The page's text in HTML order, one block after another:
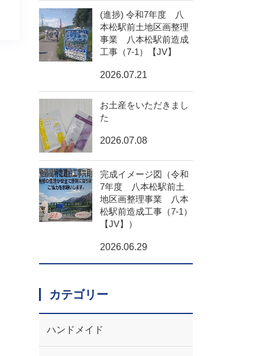
(進捗) 令和7年度 八
本松駅前土地区画整理
事業 八本松駅前造成
工事（7-1）【JV】
2026.07.21
お土産をいただきまし
た
2026.07.08
完成イメージ図（令和
7年度 八本松駅前土
地区画整理事業 八本
松駅前造成工事（7-1）
【JV】）
2026.06.29
カテゴリー
ハンドメイド